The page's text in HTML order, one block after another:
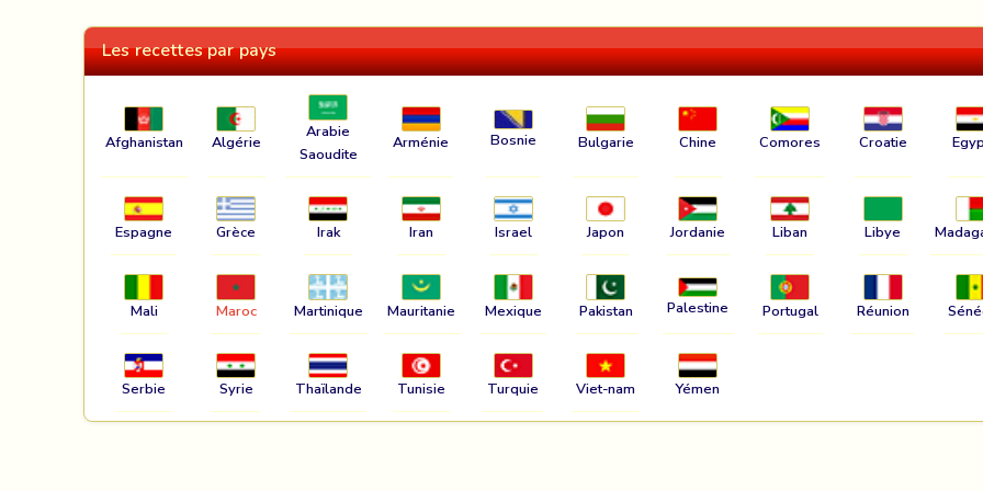
Les recettes par pays
Afghanistan Algérie
Arabie
Saoudite
Arménie Bosnie Bulgarie Chine Comores Croatie
Espagne Grèce Irak Iran Israel Japon Jordanie Liban Libye
Mali Maroc Martinique Mauritanie Mexique Pakistan Palestine Portugal Réunion
Serbie Syrie Thaïlande Tunisie Turquie Viet-nam Yémen